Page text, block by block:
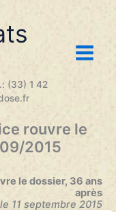
(33) 1 42
rouvre le
2015
le dossier, 36 ans
après
11 septembre 2015